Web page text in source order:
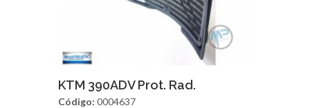
Agregar Vista Rapida
KTM 390ADV Prot. Rad.
Código: 0004637